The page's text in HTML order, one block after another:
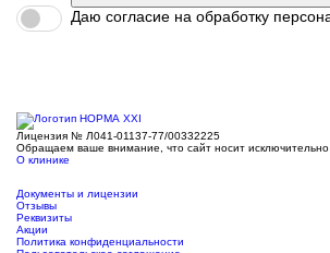
Даю согласие на обработку
Лицензия № Л041-01137-77/00332225
Обращаем ваше внимание, что сайт носит
О клинике
Документы и лицензии
Отзывы
Реквизиты
Акции
Политика конфиденциальности